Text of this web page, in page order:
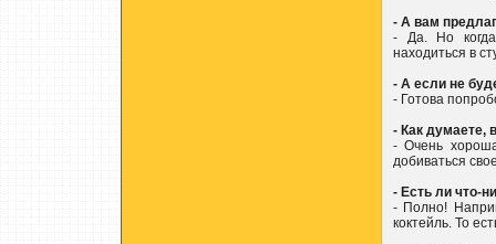
- А вам
- Да. Но когда
находиться в
- А если не
- Готова
- Как думаете,
- Очень
добиваться
- Есть ли что-
- Полно!
коктейль. То